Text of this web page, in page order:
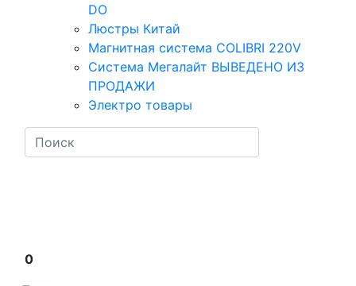
DO
Люстры Китай
Магнитная система COLIBRI 220V
Система Мегалайт ВЫВЕДЕНО ИЗ
ПРОДАЖИ
Электро товары
0